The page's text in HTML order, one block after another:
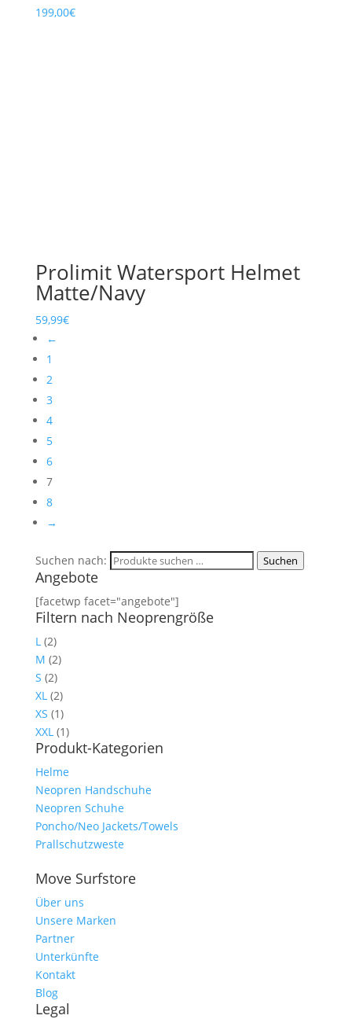
199,00€
Prolimit Watersport Helmet
Matte/Navy
59,99€
←
1
2
3
4
5
6
7
8
→
Suchen nach: Suchen
Angebote
[facetwp facet="angebote"]
Filtern nach Neoprengröße
L (2)
M (2)
S (2)
XL (2)
XS (1)
XXL (1)
Produkt-Kategorien
Helme
Neopren Handschuhe
Neopren Schuhe
Poncho/Neo Jackets/Towels
Prallschutzweste
Move Surfstore
Über uns
Unsere Marken
Partner
Unterkünfte
Kontakt
Blog
Legal